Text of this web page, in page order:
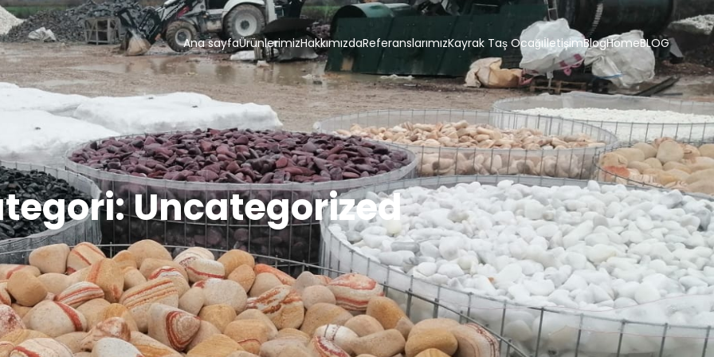
Ana sayfaÜrünlerimizHakkımızdaReferanslarımızKayrak Taş OcağıİletişimBlogHomeBLOG
Uncategorized